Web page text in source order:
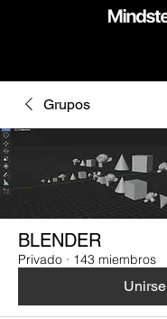
Grupos
BLENDER
Privado · 143 miembros
Unirse